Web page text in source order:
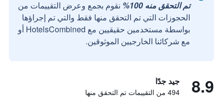
تم التحقق منه 100%
نقوم بجمع وعرض التقييمات من
الحجوزات التي تم التحقق منها فقط والتي تم إجراؤها
بواسطة مستخدمين حقيقيين مع HotelsCombined أو
مع شركائنا الخارجيين الموثوقين.
8.9 جيد جدًا
494 من التقييمات تم التحقق منها